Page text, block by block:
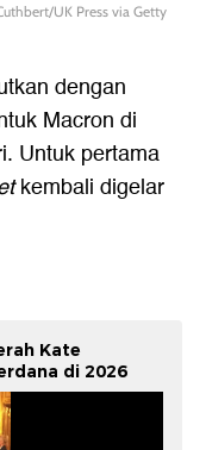
UK Press via Getty
dengan
Macron di
Untuk pertama
kembali digelar
Kate
di 2026